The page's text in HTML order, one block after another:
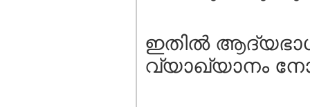
ഇതില്‍
വ്യാഖ്യാനം